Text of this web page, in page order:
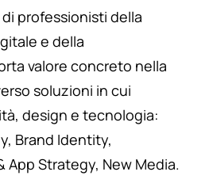
professionisti della
e della
valore concreto nella
soluzioni in cui
design e tecnologia:
Brand Identity,
App Strategy, New Media.